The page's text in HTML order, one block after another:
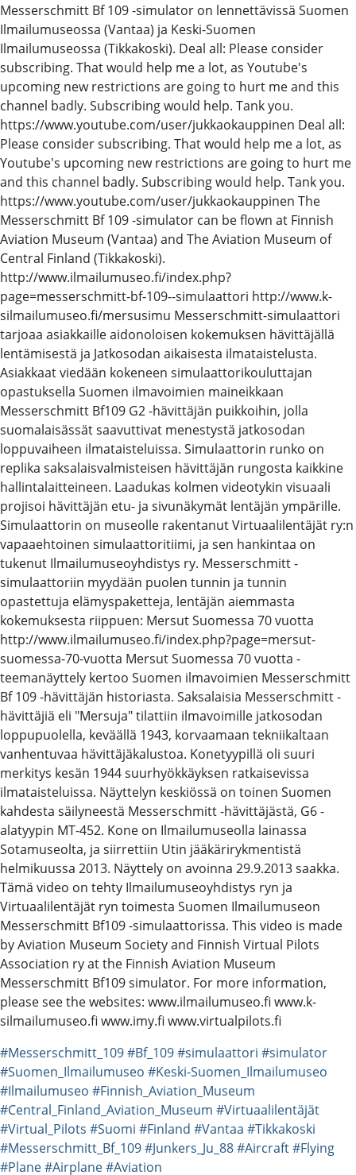
Messerschmitt Bf 109 -simulator on lennettävissä Suomen
Ilmailumuseossa (Vantaa) ja Keski-Suomen
Ilmailumuseossa (Tikkakoski). Deal all: Please consider
subscribing. That would help me a lot, as Youtube's
upcoming new restrictions are going to hurt me and this
channel badly. Subscribing would help. Tank you.
https://www.youtube.com/user/jukkaokauppinen Deal all:
Please consider subscribing. That would help me a lot, as
Youtube's upcoming new restrictions are going to hurt me
and this channel badly. Subscribing would help. Tank you.
https://www.youtube.com/user/jukkaokauppinen The
Messerschmitt Bf 109 -simulator can be flown at Finnish
Aviation Museum (Vantaa) and The Aviation Museum of
Central Finland (Tikkakoski).
http://www.ilmailumuseo.fi/index.php?
page=messerschmitt-bf-109--simulaattori http://www.k-
silmailumuseo.fi/mersusimu Messerschmitt-simulaattori
tarjoaa asiakkaille aidonoloisen kokemuksen hävittäjällä
lentämisestä ja Jatkosodan aikaisesta ilmataistelusta.
Asiakkaat viedään kokeneen simulaattorikouluttajan
opastuksella Suomen ilmavoimien maineikkaan
Messerschmitt Bf109 G2 -hävittäjän puikkoihin, jolla
suomalaisässät saavuttivat menestystä jatkosodan
loppuvaiheen ilmataisteluissa. Simulaattorin runko on
replika saksalaisvalmisteisen hävittäjän rungosta kaikkine
hallintalaitteineen. Laadukas kolmen videotykin visuaali
projisoi hävittäjän etu- ja sivunäkymät lentäjän ympärille.
Simulaattorin on museolle rakentanut Virtuaalilentäjät ry:n
vapaaehtoinen simulaattoritiimi, ja sen hankintaa on
tukenut Ilmailumuseoyhdistys ry. Messerschmitt -
simulaattoriin myydään puolen tunnin ja tunnin
opastettuja elämyspaketteja, lentäjän aiemmasta
kokemuksesta riippuen: Mersut Suomessa 70 vuotta
http://www.ilmailumuseo.fi/index.php?page=mersut-
suomessa-70-vuotta Mersut Suomessa 70 vuotta -
teemanäyttely kertoo Suomen ilmavoimien Messerschmitt
Bf 109 -hävittäjän historiasta. Saksalaisia Messerschmitt -
hävittäjiä eli "Mersuja" tilattiin ilmavoimille jatkosodan
loppupuolella, keväällä 1943, korvaamaan tekniikaltaan
vanhentuvaa hävittäjäkalustoa. Konetyypillä oli suuri
merkitys kesän 1944 suurhyökkäyksen ratkaisevissa
ilmataisteluissa. Näyttelyn keskiössä on toinen Suomen
kahdesta säilyneestä Messerschmitt -hävittäjästä, G6 -
alatyypin MT-452. Kone on Ilmailumuseolla lainassa
Sotamuseolta, ja siirrettiin Utin jääkärirykmentistä
helmikuussa 2013. Näyttely on avoinna 29.9.2013 saakka.
Tämä video on tehty Ilmailumuseoyhdistys ryn ja
Virtuaalilentäjät ryn toimesta Suomen Ilmailumuseon
Messerschmitt Bf109 -simulaattorissa. This video is made
by Aviation Museum Society and Finnish Virtual Pilots
Association ry at the Finnish Aviation Museum
Messerschmitt Bf109 simulator. For more information,
please see the websites: www.ilmailumuseo.fi www.k-
silmailumuseo.fi www.imy.fi www.virtualpilots.fi
#Messerschmitt_109#Bf_109#simulaattori #simulator
#Suomen_Ilmailumuseo #Keski-Suomen_Ilmailumuseo
#Ilmailumuseo #Finnish_Aviation_Museum
#Central_Finland_Aviation_Museum #Virtuaalilentäjät
#Virtual_Pilots #Suomi #Finland #Vantaa #Tikkakoski
#Messerschmitt_Bf_109#Junkers_Ju_88#Aircraft#Flying
#Plane#Airplane#Aviation